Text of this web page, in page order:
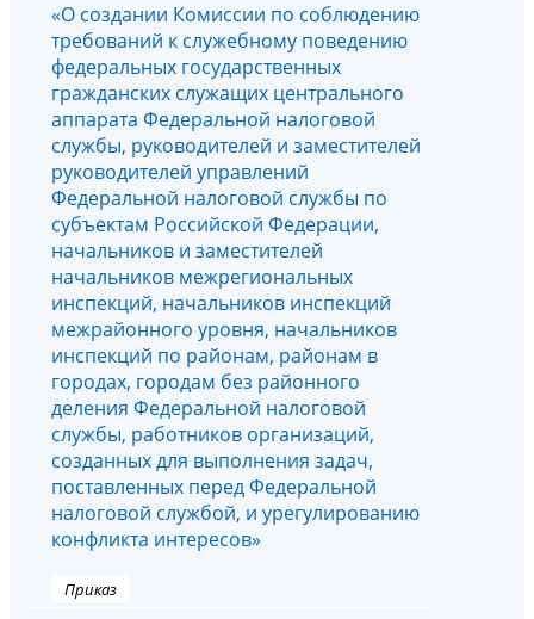
«О создании Комиссии по соблюдению
требований к служебному поведению
федеральных государственных
гражданских служащих центрального
аппарата Федеральной налоговой
службы, руководителей и заместителей
руководителей управлений
Федеральной налоговой службы по
субъектам Российской Федерации,
начальников и заместителей
начальников межрегиональных
инспекций, начальников инспекций
межрайонного уровня, начальников
инспекций по районам, районам в
городах, городам без районного
деления Федеральной налоговой
службы, работников организаций,
созданных для выполнения задач,
поставленных перед Федеральной
налоговой службой, и урегулированию
конфликта интересов»
Приказ